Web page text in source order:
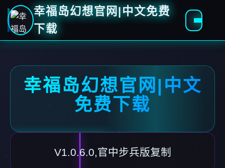
幸福岛幻想官网|中文免费
下载
幸福岛幻想官网|中文
免费下载
V1.0.6.0,官中步兵版复制